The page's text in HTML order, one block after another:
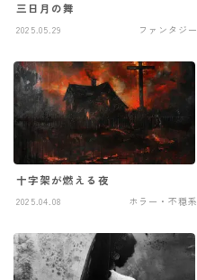
三日月の舞
2025.05.29 ファンタジー
十字架が燃える夜
2025.04.08 ホラー・不穏系